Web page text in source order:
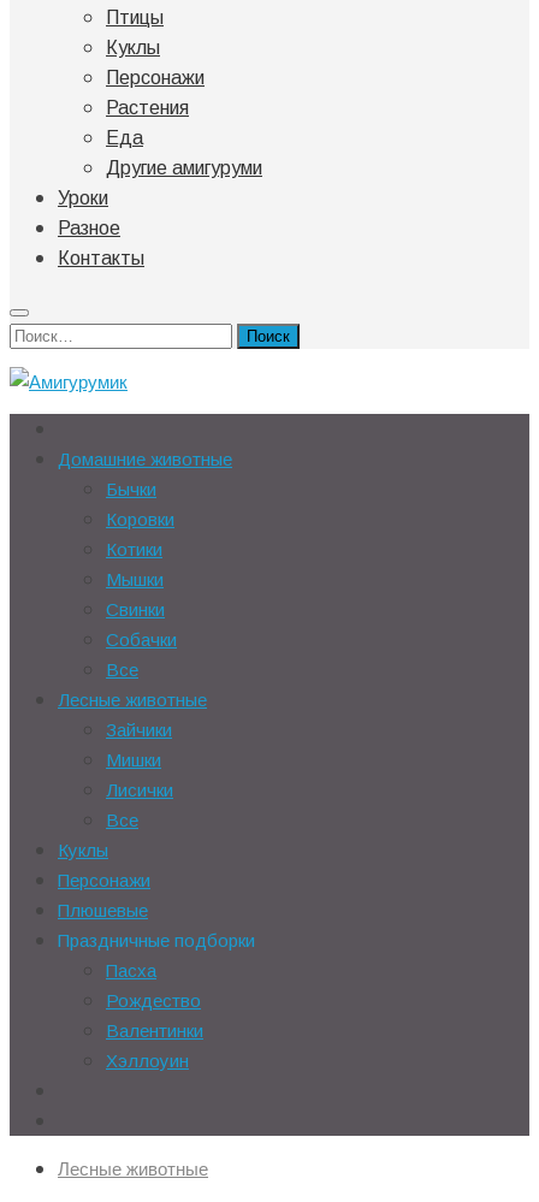
Птицы
Куклы
Персонажи
Растения
Еда
Другие амигуруми
Уроки
Разное
Контакты
Найти:
Домашние животные
Бычки
Коровки
Котики
Мышки
Свинки
Собачки
Все
Лесные животные
Зайчики
Мишки
Лисички
Все
Куклы
Персонажи
Плюшевые
Праздничные подборки
Пасха
Рождество
Валентинки
Хэллоуин
Лесные животные